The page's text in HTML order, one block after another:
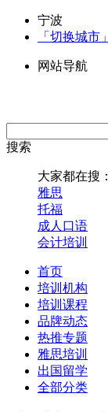
宁波
「切换城市」
网站导航
搜索
大家都在搜：
雅思
托福
成人口语
会计培训
首页
培训机构
培训课程
品牌动态
热推专题
雅思培训
出国留学
全部分类